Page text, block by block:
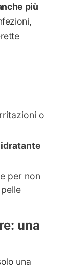
più
o
per non
una
una